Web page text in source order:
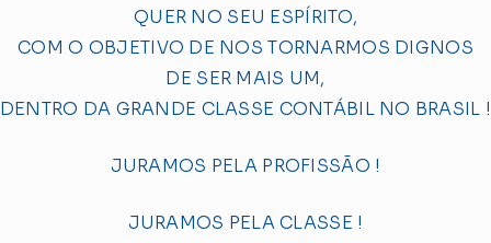
QUER NO SEU ESPÍRITO,
COM O OBJETIVO DE NOS TORNARMOS DIGNOS
DE SER MAIS UM,
DENTRO DA GRANDE CLASSE CONTÁBIL NO BRASIL !
JURAMOS PELA PROFISSÃO !
JURAMOS PELA CLASSE !